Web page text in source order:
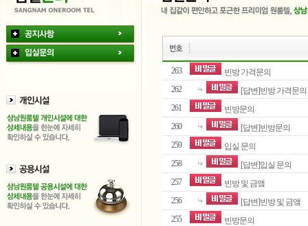
263
빈방 가격문의
262
[답변]빈방 가격문의
261
빈방문의
260
[답변]빈방문의
259
입실 문의
258
[답변]입실 문의
257
빈방 및 금앸
256
[답변]빈방 및 금앸
255
빈방문의